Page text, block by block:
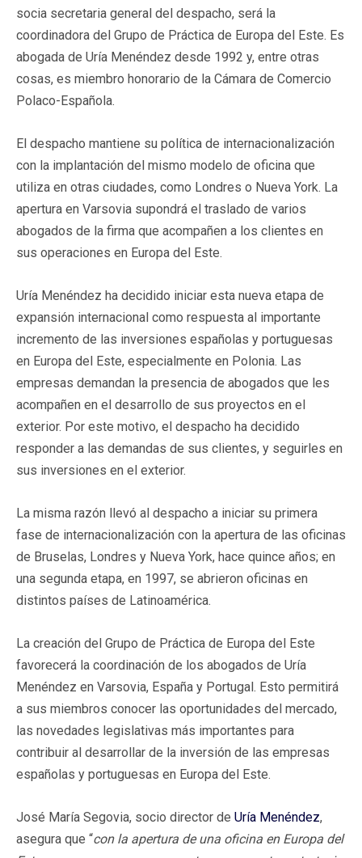
socia secretaria general del despacho, será la
coordinadora del Grupo de Práctica de Europa del Este. Es
abogada de Uría Menéndez desde 1992 y, entre otras
cosas, es miembro honorario de la Cámara de Comercio
Polaco-Española.
El despacho mantiene su política de internacionalización
con la implantación del mismo modelo de oficina que
utiliza en otras ciudades, como Londres o Nueva York. La
apertura en Varsovia supondrá el traslado de varios
abogados de la firma que acompañen a los clientes en
sus operaciones en Europa del Este.
Uría Menéndez ha decidido iniciar esta nueva etapa de
expansión internacional como respuesta al importante
incremento de las inversiones españolas y portuguesas
en Europa del Este, especialmente en Polonia. Las
empresas demandan la presencia de abogados que les
acompañen en el desarrollo de sus proyectos en el
exterior. Por este motivo, el despacho ha decidido
responder a las demandas de sus clientes, y seguirles en
sus inversiones en el exterior.
La misma razón llevó al despacho a iniciar su primera
fase de internacionalización con la apertura de las oficinas
de Bruselas, Londres y Nueva York, hace quince años; en
una segunda etapa, en 1997, se abrieron oficinas en
distintos países de Latinoamérica.
La creación del Grupo de Práctica de Europa del Este
favorecerá la coordinación de los abogados de Uría
Menéndez en Varsovia, España y Portugal. Esto permitirá
a sus miembros conocer las oportunidades del mercado,
las novedades legislativas más importantes para
contribuir al desarrollar de la inversión de las empresas
españolas y portuguesas en Europa del Este.
José María Segovia, socio director de Uría Menéndez,
asegura que “con la apertura de una oficina en Europa del